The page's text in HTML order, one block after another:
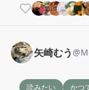
矢崎むう @
読みたい かつ